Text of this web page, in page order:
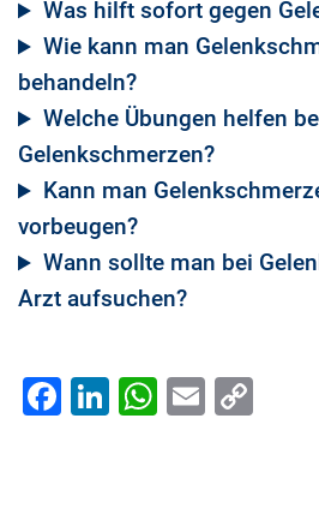
Was hilft sofort gegen
Wie kann man
behandeln?
Welche Übungen helfen
Gelenkschmerzen?
Kann man
vorbeugen?
Wann sollte man bei
Arzt aufsuchen?
Facebook
LinkedIn
WhatsApp
Email